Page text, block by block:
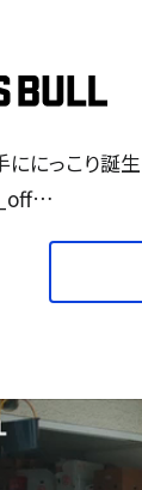
ににっこり誕